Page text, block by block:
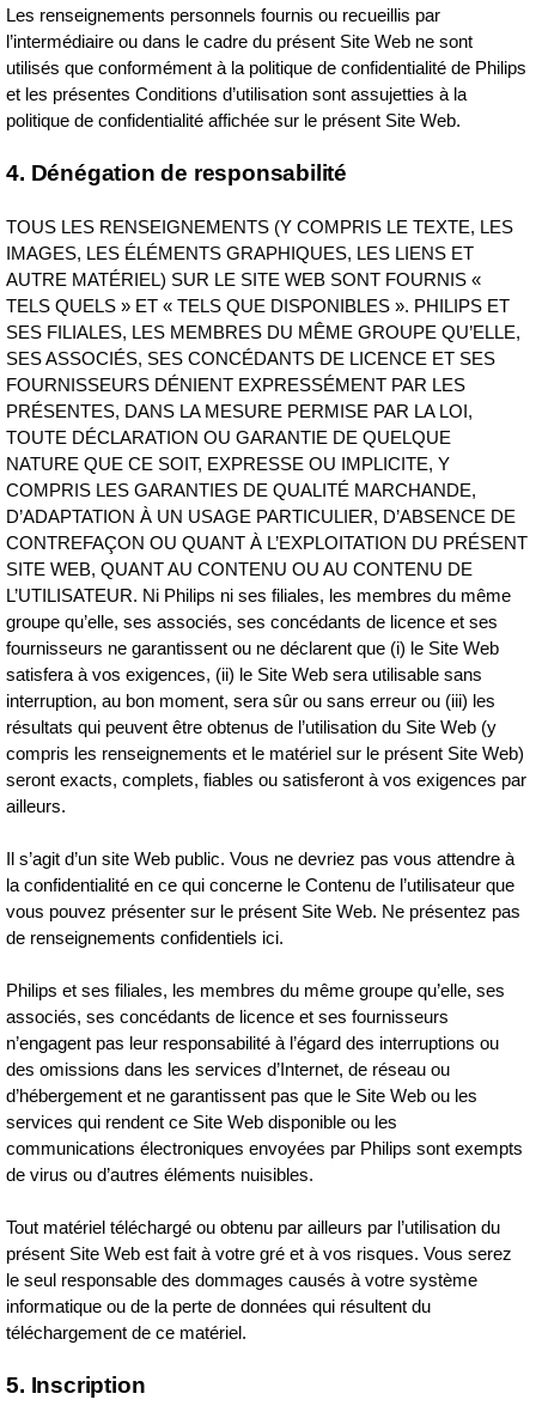
Les renseignements personnels fournis ou recueillis par
l’intermédiaire ou dans le cadre du présent Site Web ne sont
utilisés que conformément à la politique de confidentialité de Philips
et les présentes Conditions d’utilisation sont assujetties à la
politique de confidentialité affichée sur le présent Site Web.
4. Dénégation de responsabilité
TOUS LES RENSEIGNEMENTS (Y COMPRIS LE TEXTE, LES
IMAGES, LES ÉLÉMENTS GRAPHIQUES, LES LIENS ET
AUTRE MATÉRIEL) SUR LE SITE WEB SONT FOURNIS «
TELS QUELS » ET « TELS QUE DISPONIBLES ». PHILIPS ET
SES FILIALES, LES MEMBRES DU MÊME GROUPE QU’ELLE,
SES ASSOCIÉS, SES CONCÉDANTS DE LICENCE ET SES
FOURNISSEURS DÉNIENT EXPRESSÉMENT PAR LES
PRÉSENTES, DANS LA MESURE PERMISE PAR LA LOI,
TOUTE DÉCLARATION OU GARANTIE DE QUELQUE
NATURE QUE CE SOIT, EXPRESSE OU IMPLICITE, Y
COMPRIS LES GARANTIES DE QUALITÉ MARCHANDE,
D’ADAPTATION À UN USAGE PARTICULIER, D’ABSENCE DE
CONTREFAÇON OU QUANT À L’EXPLOITATION DU PRÉSENT
SITE WEB, QUANT AU CONTENU OU AU CONTENU DE
L’UTILISATEUR. Ni Philips ni ses filiales, les membres du même
groupe qu’elle, ses associés, ses concédants de licence et ses
fournisseurs ne garantissent ou ne déclarent que (i) le Site Web
satisfera à vos exigences, (ii) le Site Web sera utilisable sans
interruption, au bon moment, sera sûr ou sans erreur ou (iii) les
résultats qui peuvent être obtenus de l’utilisation du Site Web (y
compris les renseignements et le matériel sur le présent Site Web)
seront exacts, complets, fiables ou satisferont à vos exigences par
ailleurs.
Il s’agit d’un site Web public. Vous ne devriez pas vous attendre à
la confidentialité en ce qui concerne le Contenu de l’utilisateur que
vous pouvez présenter sur le présent Site Web. Ne présentez pas
de renseignements confidentiels ici.
Philips et ses filiales, les membres du même groupe qu’elle, ses
associés, ses concédants de licence et ses fournisseurs
n’engagent pas leur responsabilité à l’égard des interruptions ou
des omissions dans les services d’Internet, de réseau ou
d’hébergement et ne garantissent pas que le Site Web ou les
services qui rendent ce Site Web disponible ou les
communications électroniques envoyées par Philips sont exempts
de virus ou d’autres éléments nuisibles.
Tout matériel téléchargé ou obtenu par ailleurs par l’utilisation du
présent Site Web est fait à votre gré et à vos risques. Vous serez
le seul responsable des dommages causés à votre système
informatique ou de la perte de données qui résultent du
téléchargement de ce matériel.
5. Inscription